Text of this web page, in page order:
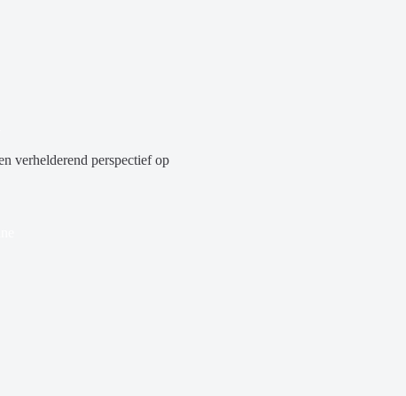
verhelderend perspectief op